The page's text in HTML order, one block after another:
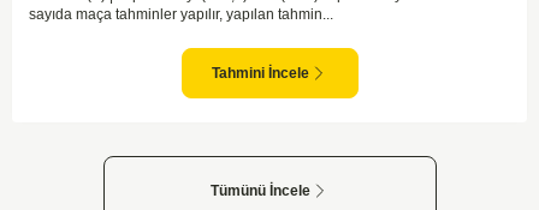
sayıda maça tahminler yapılır, yapılan tahmin...
Tahmini İncele
Tümünü İncele